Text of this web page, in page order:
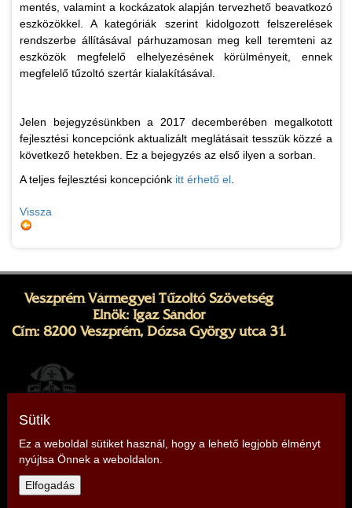
mentés, valamint a kockázatok alapján tervezhető beavatkozó
eszközökkel. A kategóriák szerint kidolgozott felszerelések
rendszerbe állításával párhuzamosan meg kell teremteni az
eszközök megfelelő elhelyezésének körülményeit, ennek
megfelelő tűzoltó szertár kialakításával.
Jelen bejegyzésünkben a 2017 decemberében megalkotott
fejlesztési koncepciónk aktualizált meglátásait tesszük közzé a
következő hetekben. Ez a bejegyzés az első ilyen a sorban.
A teljes fejlesztési koncepciónk itt érhető el.
Vissza
Veszprém Vármegyei Tűzoltó Szövetség
Elnök: Igaz Sándor
Cím: 8200 Veszprém, Dózsa György utca 31.
Telefon: +36 30 348 1612,
E-mail:
Sütik
Ez a weboldal sütiket használ, hogy a lehető legjobb élményt
nyújtsa Önnek a weboldalon.
Elfogadás